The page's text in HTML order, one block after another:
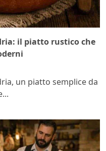
il piatto rustico che
un piatto semplice da